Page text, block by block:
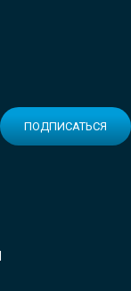
ПОДПИСАТЬСЯ